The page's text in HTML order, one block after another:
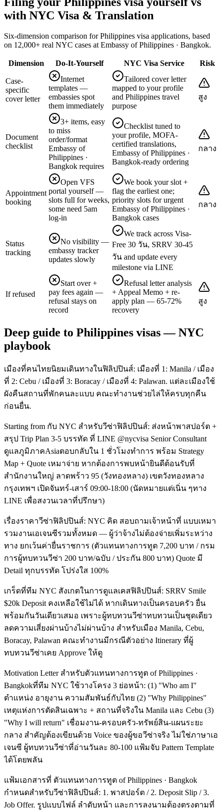
with NYC Visa & Translation
Six-dimension comparison for Philippines visa applications, based
on 12,000+ real NYC cases at Embassy of Philippines · Bangkok.
Dimension Do-It-Yourself NYC Visa Service Risk
Case-
specific
cover letter
Internet
templates —
embassies spot
them immediately
Tailored cover letter
mapped to your profile
and Philippines travel
purpose
สูง
Document
checklist
3+ items, easy
to miss
order/format
Embassy of
Philippines ·
Bangkok requires
Checklist tuned to
your profile, MOFA-
certified translations,
Embassy of Philippines ·
Bangkok-ready ordering
กลาง
Appointment
booking
Open VFS
portal yourself —
slots full for weeks,
some need 5am
log-in
We book your slot +
flag the earliest one;
priority slots for urgent
Embassy of Philippines ·
Bangkok cases
กลาง
Status
tracking
No visibility —
embassy tracker
updates slowly
We track across Visa-
Free 30 วัน, SRRV 30-45
วัน and update every
milestone via LINE
If refused
Start over +
pay fees again —
refusal stays on
record
Refusal letter analysis
+ Appeal Memo + re-
apply plan — 65-72%
recovery
สูง
Deep guide to Philippines visas — NYC
playbook
เมืองที่คนไทยนิยมเดินทางในฟิลิปปินส์: เมืองที่ 1: Manila / เมือง
ที่ 2: Cebu / เมืองที่ 3: Boracay / เมืองที่ 4: Palawan. แต่ละเมืองใช้
ผังคืนสถานที่พักคนละแบบ คณะทำงานช่วยไล่ให้ครบทุกคืน
ก่อนยื่น.
Starting from กับ NYC สำหรับวีซ่าฟิลิปปินส์: ส่งหน้าพาสปอร์ต +
สรุป Trip Plan 3-5 บรรทัด ที่ LINE @nycvisa Senior Consultant
ดูแลภูมิภาคAsiaตอบกลับใน 1 ชั่วโมงทำการ พร้อม Strategy
Map + Quote เหมาจ่าย หากต้องการพบหน้ายินดีต้อนรับที่
สำนักงานใหญ่ ลาดพร้าว 95 (วังทองหลาง) เขตวังทองหลาง
กรุงเทพฯ เปิดจันทร์-เสาร์ 09:00-18:00 (นัดหมายแต่เนิ่น ๆทาง
LINE เพื่อสงวนเวลาที่ปรึกษา)
เรื่องราคาวีซ่าฟิลิปปินส์: NYC คิด สอบถามเจ้าหน้าที่ แบบเหมา
รวมงานเอเจนซีรวมทั้งหมด — ผู้ว่าจ้างไม่ต้องจ่ายเพิ่มระหว่าง
ทาง ยกเว้นค่ายื่นราชการ (ตัวแทนทางการทูต 7,200 บาท / กรม
การผู้ทบทวนวีซ่า 200 บาท/ฉบับ / ประกัน 800 บาท) Quote มี
Detail ทุกบรรทัด โปร่งใส 100%
เกร็ดที่ทีม NYC สังเกตในการดูแลเคสฟิลิปปินส์: SRRV Smile
$20k Deposit คงเหลือใช้ไม่ได้ หากเดินทางเป็นครอบครัว ยื่น
พร้อมกันวันเดียวเสมอ เพราะผู้ทบทวนวีซ่าทบทวนเป็นชุดเดียว
ลดความเสี่ยงผ่านบ้างไม่ผ่านบ้าง สำหรับเมือง Manila, Cebu,
Boracay, Palawan คณะทำงานมีกรณีตัวอย่าง Itinerary ที่ผู้
ทบทวนวีซ่าเคย Approve ให้ดู
Motivation Letter สำหรับตัวแทนทางการทูต of Philippines ·
Bangkokที่ทีม NYC ใช้วางโครง 3 ย่อหน้า: (1) "Who am I"
ตำแหน่ง อายุงาน ความสัมพันธ์กับไทย (2) "Why Philippines"
เหตุแห่งการตัดสินเฉพาะ + สถานที่จริงใน Manila และ Cebu (3)
"Why I will return" เชื่อมงาน-ครอบครัว-ทรัพย์สิน-แผนระยะ
กลาง สำคัญต้องเขียนด้วย Voice ของผู้ขอวีซ่าจริง ไม่ใช่ภาษาเอ
เจนซี ผู้ทบทวนวีซ่าที่อ่านวันละ 80-100 แฟ้มจับ Pattern Template
ได้โดยพลัน
แฟ้มเอกสารที่ ตัวแทนทางการทูต of Philippines · Bangkok
กำหนดสำหรับวีซ่าฟิลิปปินส์: 1. พาสปอร์ต / 2. Deposit Slip / 3.
Job Offer. รูปแบบไฟล์ ลำดับหน้า และการลงนามต้องตรงตามที่